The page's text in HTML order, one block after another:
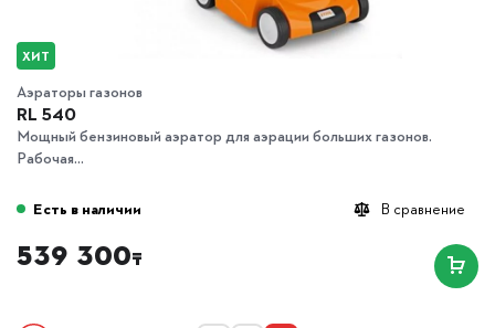
ХИТ
Аэраторы газонов
RL 540
Мощный бензиновый аэратор для аэрации больших газонов.
Рабочая...
В сравнение
Есть в наличии
539 300₸